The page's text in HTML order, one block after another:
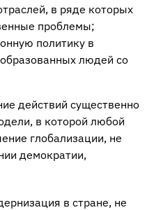
в ряде которых
проблемы;
политику в
людей со
действий существенно
в которой любой
глобализации, не
демократии,
в стране, не